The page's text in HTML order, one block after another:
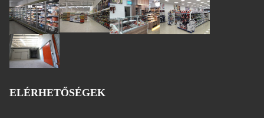
ELÉRHETŐSÉGEK